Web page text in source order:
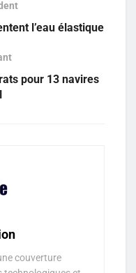
l’eau élastique
pour 13 navires
couverture